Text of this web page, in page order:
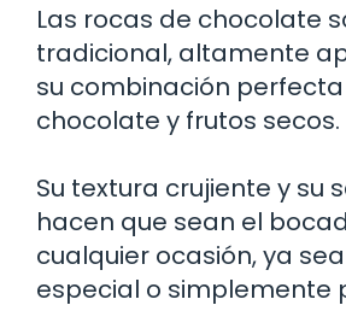
Las rocas de chocolate
tradicional, altamente
su combinación
chocolate y frutos secos.
Su textura crujiente y su
hacen que sean el
cualquier ocasión, ya
especial o simplemente